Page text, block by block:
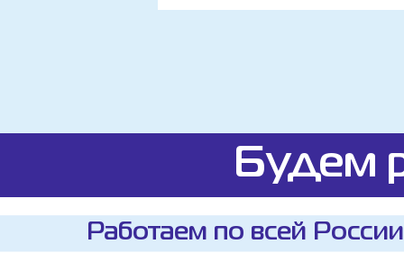
Будем
Работаем по всей